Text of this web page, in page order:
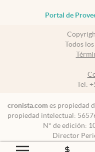
Portal de
Todos
Tel:
cronista.com es propiedad
propiedad intelectual:
N° de edición:
Director